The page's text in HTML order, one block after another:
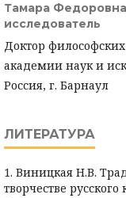
Тамара
исследователь
Доктор
академии наук и
Россия, г. Барнаул
ЛИТЕРАТУРА
1. Виницкая Н.В.
творчестве